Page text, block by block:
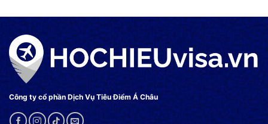
Công ty cổ phần Dịch Vụ Tiêu Điểm Á Châu